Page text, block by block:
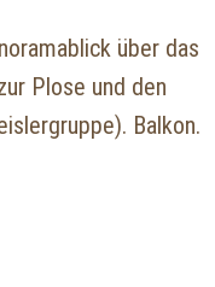
über das
Plose und den
Balkon.